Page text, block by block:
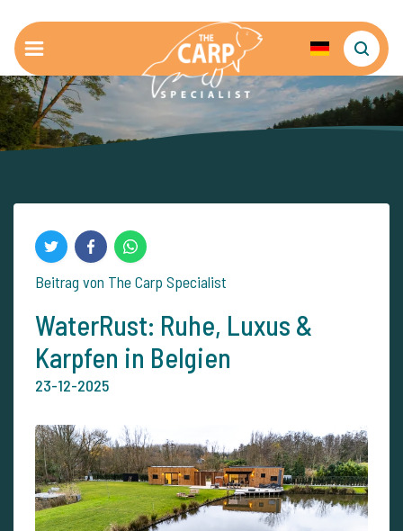
Beitrag von The Carp Specialist
WaterRust: Ruhe, Luxus &
Karpfen in Belgien
23-12-2025